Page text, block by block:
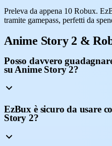
Preleva da appena 10 Robux.
tramite gamepass, perfetti da
Anime Story 2 &
Posso davvero
su Anime Story 2?
EzBux è sicuro da usare
Story 2?